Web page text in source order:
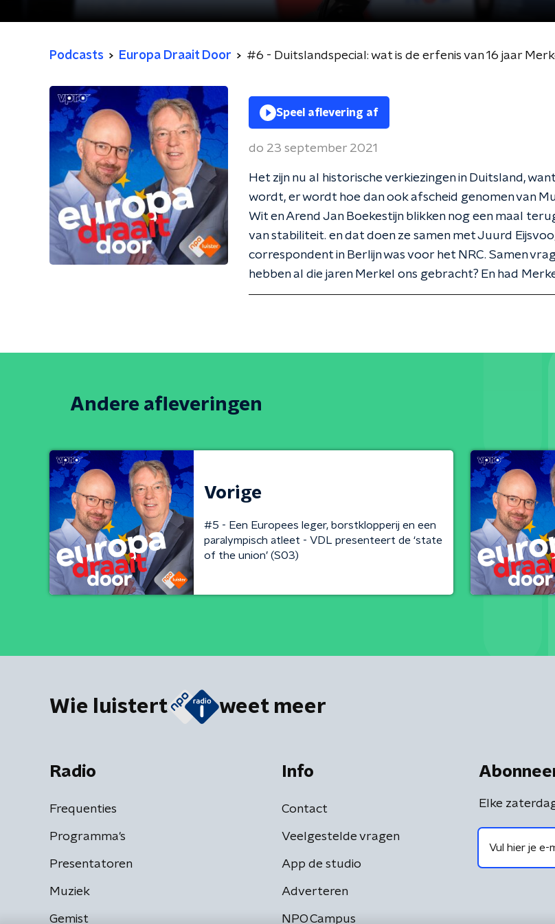
Podcasts Europa Draait Door #6 - Duitslandspecial: wat is de erfenis van 16 jaar
Speel aflevering af
do 23 september 2021
Het zijn nu al historische verkiezingen in Duitsland,
wordt, er wordt hoe dan ook afscheid genomen van
Wit en Arend Jan Boekestijn blikken nog een maal
van stabiliteit. en dat doen ze samen met Juurd
correspondent in Berlijn was voor het NRC. Samen
hebben al die jaren Merkel ons gebracht? En had
Andere afleveringen
Vorige
#5 - Een Europees leger, borstklopperij en een
paralympisch atleet - VDL presenteert de ‘state
of the union’ (S03)
Wie luistert weet meer
Radio
Frequenties
Programma's
Presentatoren
Muziek
Gemist
Info
Contact
Veelgestelde vragen
App de studio
Adverteren
NPO Campus
Elke